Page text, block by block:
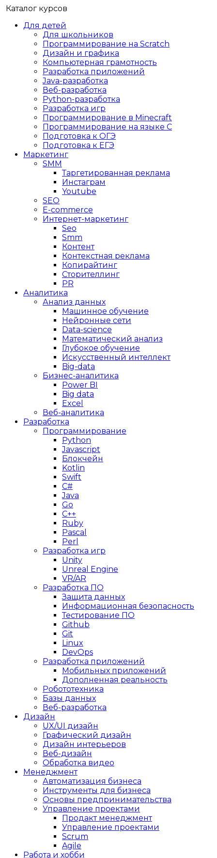
Каталог курсов
Для детей
Для школьников
Программирование на Scratch
Дизайн и графика
Компьютерная грамотность
Разработка приложений
Java-разработка
Веб-разработка
Python-разработка
Разработка игр
Программирование в Minecraft
Программирование на языке C
Подготовка к ОГЭ
Подготовка к ЕГЭ
Маркетинг
SMM
Таргетированная реклама
Инстаграм
Youtube
SEO
E-сommerce
Интернет-маркетинг
Seo
Smm
Контент
Контекстная реклама
Копирайтинг
Сторителлинг
PR
Аналитика
Анализ данных
Машинное обучение
Нейронные сети
Data-science
Математический анализ
Глубокое обучение
Искусственный интеллект
Big-data
Бизнес-аналитика
Power BI
Big data
Excel
Веб-аналитика
Разработка
Программирование
Python
Javascript
Блокчейн
Kotlin
Swift
C#
Java
Go
C++
Ruby
Pascal
Perl
Разработка игр
Unity
Unreal Engine
VR/AR
Разработка ПО
Защита данных
Информационная безопасность
Тестирование ПО
Github
Git
Linux
DevOps
Разработка приложений
Мобильных приложений
Дополненная реальность
Робототехника
Базы данных
Веб-разработка
Дизайн
UX/UI дизайн
Графический дизайн
Дизайн интерьеров
Веб-дизайн
Обработка видео
Менеджмент
Автоматизация бизнеса
Инструменты для бизнеса
Основы предпринимательства
Управление проектами
Продакт менеджмент
Управление проектами
Scrum
Agile
Работа и хобби